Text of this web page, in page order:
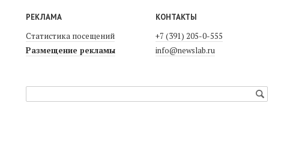
РЕКЛАМА
Статистика посещений
Размещение рекламы
КОНТАКТЫ
+7 (391) 205-0-555
info@newslab.ru